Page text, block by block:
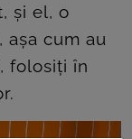
și el, o
cum au
folosiți în